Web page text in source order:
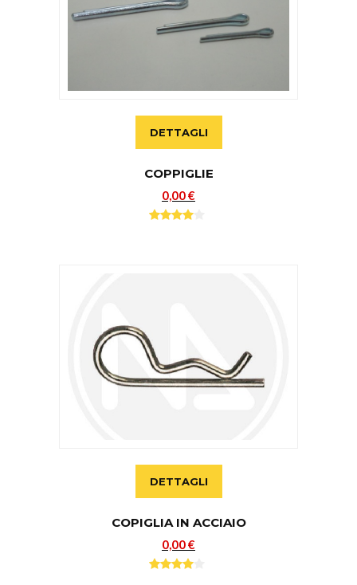
DETTAGLI
COPPIGLIE
0,00 €
DETTAGLI
COPIGLIA IN ACCIAIO
0,00 €